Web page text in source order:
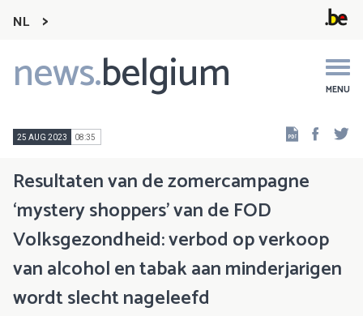
NL
news.belgium MENU
Main
navigation
25 AUG 2023 08:35
Resultaten van de zomercampagne
‘mystery shoppers’ van de FOD
Volksgezondheid: verbod op verkoop
van alcohol en tabak aan minderjarigen
wordt slecht nageleefd